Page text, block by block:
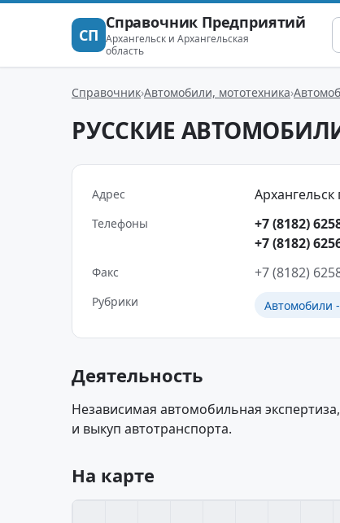
СП
Справочник Предприятий
Архангельск и Архангельская
область
Справочник Автомобили, мототехника
РУССКИЕ
Адрес Архангельск
Телефоны
+7 (8182)
+7 (8182)
Факс +7 (8182)
Рубрики Автомобили
Деятельность
Независимая автомобильная
и выкуп автотранспорта.
На карте